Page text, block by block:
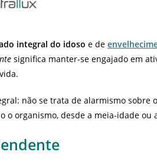
integral do idoso e de
significa manter-se engajado em
não se trata de alarmismo sobre
o organismo, desde a meia-idade ou